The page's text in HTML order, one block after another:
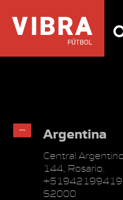
Argentina
Central Argentino
144, Rosario.
+51942199419
S2000